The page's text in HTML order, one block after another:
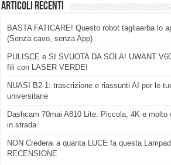
Articoli Recenti
BASTA FATICARE! Questo robot tagliaerba lo
(Senza cavo, senza App)
PULISCE e SI SVUOTA DA SOLA! UWANT
fili con LASER VERDE!
NUASI B2-1: trascrizione e riassunti AI per le
universitarie
Dashcam 70mai A810 Lite: Piccola, 4K e
in strada
NON Crederai a quanta LUCE fa questa
RECENSIONE